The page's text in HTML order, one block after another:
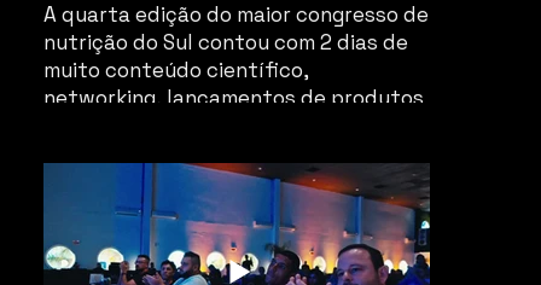
A quarta edição do maior congresso de
nutrição do Sul contou com 2 dias de
muito conteúdo científico,
networking, lançamentos de produtos